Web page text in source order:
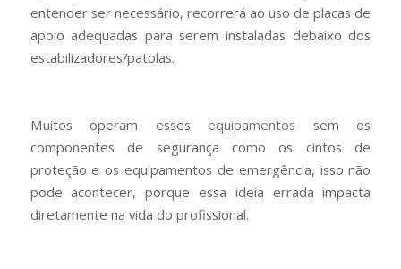
entender ser necessário, recorrerá ao uso de placas de
apoio adequadas para serem instaladas debaixo dos
estabilizadores/patolas.
Muitos operam essesequipamentos sem os
componentes de segurança como os cintos de
proteção e os equipamentos de emergência, isso não
pode acontecer, porque essa ideia errada impacta
diretamente na vida do profissional.